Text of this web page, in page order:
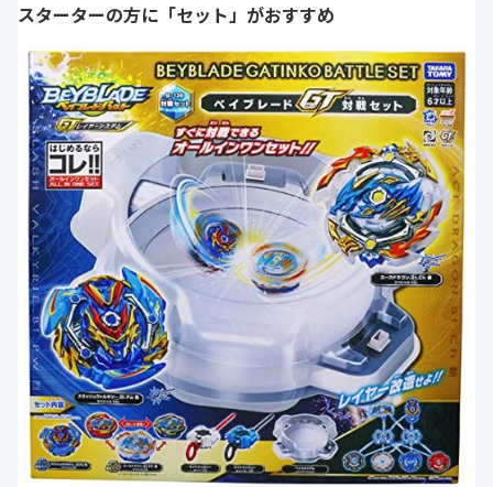
スターターの方に「セット」がおすすめ